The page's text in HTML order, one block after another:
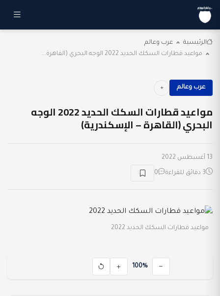
الرئيسية
عرب وعالم
مواعيد قطارات السكك الحديد 2022 الوجه البحري (القاهرة...
عرب وعالم
مواعيد قطارات السكك الحديد 2022 الوجه
البحري (القاهرة – الإسكندرية)
13 أغسطس 2022
3 دقائق للقراءة 0
مواعيد قطارات السكك الحديد 2022
100%